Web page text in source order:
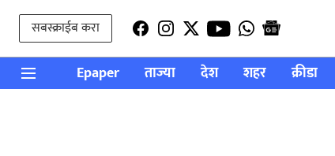
सबस्क्राईब करा
Epaper ताज्या देश शहर क्रीडा